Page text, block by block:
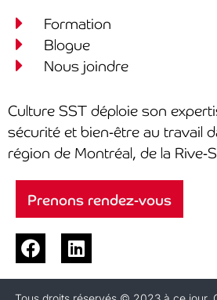
Formation
Blogue
Nous joindre
Culture SST déploie son
sécurité et bien-être au travail
région de Montréal, de la Rive-
Prenons rendez-vous